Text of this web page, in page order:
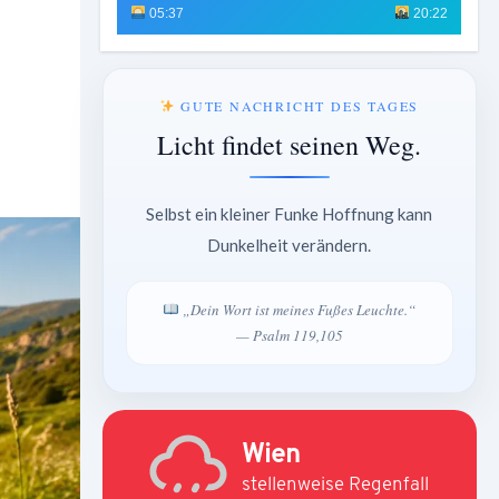
05:37 20:22
GUTE NACHRICHT DES TAGES
Licht findet seinen Weg.
Selbst ein kleiner Funke Hoffnung kann
Dunkelheit verändern.
„Dein Wort ist meines Fußes Leuchte.“
— Psalm 119,105
Wien
stellenweise Regenfall